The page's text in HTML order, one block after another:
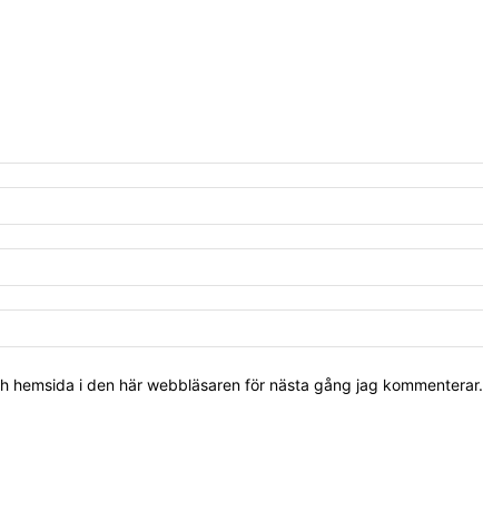
hemsida i den här webbläsaren för nästa gång jag kommenterar.